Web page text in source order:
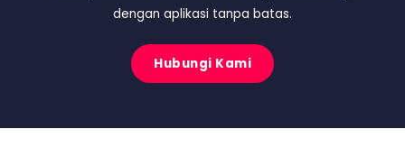
dengan aplikasi tanpa batas.
Hubungi Kami